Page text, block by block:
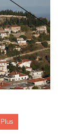
της
απο τον
Ιδεών -